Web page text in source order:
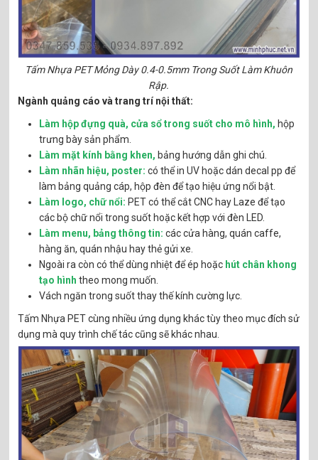
Tấm Nhựa PET Mỏng Dày 0.4-0.5mm Trong Suốt Làm Khuôn
Rập.
Ngành quảng cáo và trang trí nội thất:
Làm hộp đựng quà, cửa sổ trong suốt cho mô hình, hộp
trưng bày sản phẩm.
Làm mặt kính bằng khen, bảng hướng dẫn ghi chú.
Làm nhãn hiệu, poster:có thể in UV hoặc dán decal pp để
làm bảng quảng cáp, hộp đèn để tạo hiệu ứng nổi bật.
Làm logo, chữ nổi: PET có thể cắt CNC hay Laze để tạo
các bộ chữ nổi trong suốt hoặc kết hợp với đèn LED.
Làm menu, bảng thông tin:các cửa hàng, quán caffe,
hàng ăn, quán nhậu hay thẻ gửi xe.
Ngoài ra còn có thể dùng nhiệt để ép hoặc hút chân khong
tạo hình theo mong muốn.
Vách ngăn trong suốt thay thế kính cường lực.
Tấm Nhựa PET cùng nhiều ứng dụng khác tùy theo mục đích sử
dụng mà quy trình chế tác cũng sẽ khác nhau.